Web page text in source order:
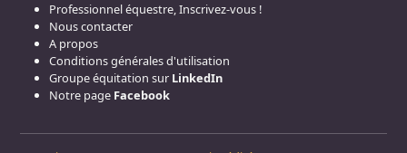
Professionnel équestre, Inscrivez-vous !
Nous contacter
A propos
Conditions générales d'utilisation
Groupe équitation sur LinkedIn
Notre page Facebook